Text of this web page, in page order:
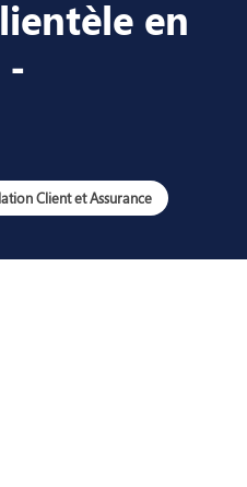
en
-
Client et Assurance